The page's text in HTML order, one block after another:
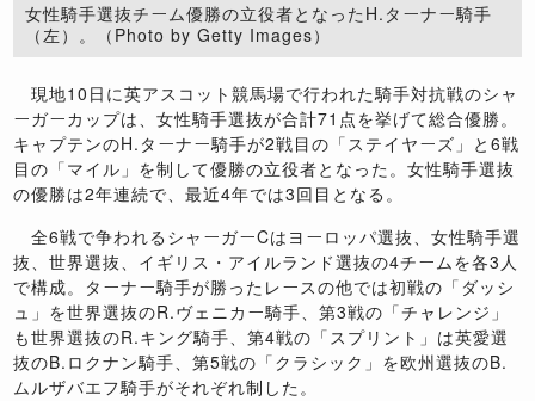
女性騎手選抜チーム優勝の立役者となったH.ターナー騎手
（左）。（Photo by Getty Images）
現地10日に英アスコット競馬場で行われた騎手対抗戦のシャ
ーガーカップは、女性騎手選抜が合計71点を挙げて総合優勝。
キャプテンのH.ターナー騎手が2戦目の「ステイヤーズ」と6戦
目の「マイル」を制して優勝の立役者となった。女性騎手選抜
の優勝は2年連続で、最近4年では3回目となる。
全6戦で争われるシャーガーCはヨーロッパ選抜、女性騎手選
抜、世界選抜、イギリス・アイルランド選抜の4チームを各3人
で構成。ターナー騎手が勝ったレースの他では初戦の「ダッシ
ュ」を世界選抜のR.ヴェニカー騎手、第3戦の「チャレンジ」
も世界選抜のR.キング騎手、第4戦の「スプリント」は英愛選
抜のB.ロクナン騎手、第5戦の「クラシック」を欧州選抜のB.
ムルザバエフ騎手がそれぞれ制した。